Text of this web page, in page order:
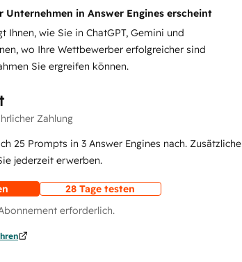
Unternehmen in Answer Engines erscheint
Ihnen, wie Sie in ChatGPT, Gemini und
wo Ihre Wettbewerber erfolgreicher sind
Sie ergreifen können.
Zahlung
25 Prompts in 3 Answer Engines nach. Zusätzliche
jederzeit erwerben.
28 Tage testen
erforderlich.